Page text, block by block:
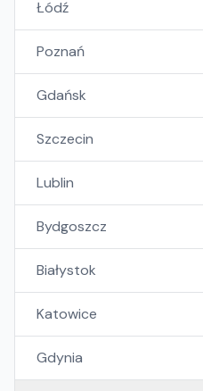
Łódź
Poznań
Gdańsk
Szczecin
Lublin
Bydgoszcz
Białystok
Katowice
Gdynia